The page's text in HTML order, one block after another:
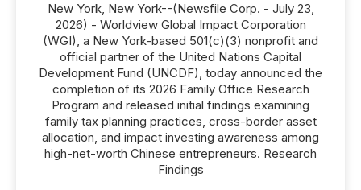
New York, New York--(Newsfile Corp. - July 23,
2026) - Worldview Global Impact Corporation
(WGI), a New York-based 501(c)(3) nonprofit and
official partner of the United Nations Capital
Development Fund (UNCDF), today announced the
completion of its 2026 Family Office Research
Program and released initial findings examining
family tax planning practices, cross-border asset
allocation, and impact investing awareness among
high-net-worth Chinese entrepreneurs. Research
Findings